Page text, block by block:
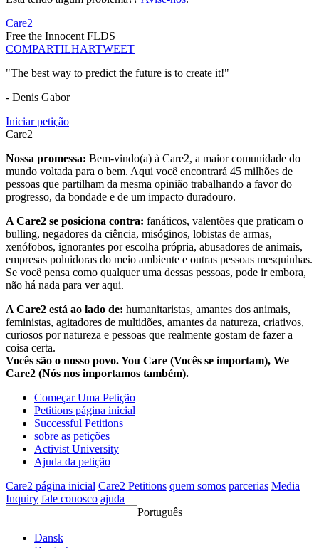
Care2
Free the Innocent FLDS
COMPARTILHARTWEET
"The best way to predict the future is to create it!"
- Denis Gabor
Iniciar petição
Care2
Nossa promessa: Bem-vindo(a) à Care2, a maior comunidade do
mundo voltada para o bem. Aqui você encontrará 45 milhões de
pessoas que partilham da mesma opinião trabalhando a favor do
progresso, da bondade e de um impacto duradouro.
A Care2 se posiciona contra: fanáticos, valentões que praticam o
bulling, negadores da ciência, misóginos, lobistas de armas,
xenófobos, ignorantes por escolha própria, abusadores de animais,
empresas poluidoras do meio ambiente e outras pessoas mesquinhas.
Se você pensa como qualquer uma dessas pessoas, pode ir embora,
não há nada para ver aqui.
A Care2 está ao lado de: humanitaristas, amantes dos animais,
feministas, agitadores de multidões, amantes da natureza, criativos,
curiosos por natureza e pessoas que realmente gostam de fazer a
coisa certa.
Vocês são o nosso povo. You Care (Vocês se importam), We
Care2 (Nós nos importamos também).
Começar Uma Petição
Petitions página inicial
Successful Petitions
sobre as petições
Activist University
Ajuda da petição
Care2 página inicial Care2 Petitions quem somos parcerias Media
Inquiry fale conosco ajuda
Português
Dansk